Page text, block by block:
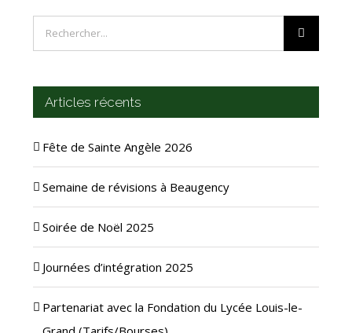
Rechercher
Articles récents
Fête de Sainte Angèle 2026
Semaine de révisions à Beaugency
Soirée de Noël 2025
Journées d’intégration 2025
Partenariat avec la Fondation du Lycée Louis-le-